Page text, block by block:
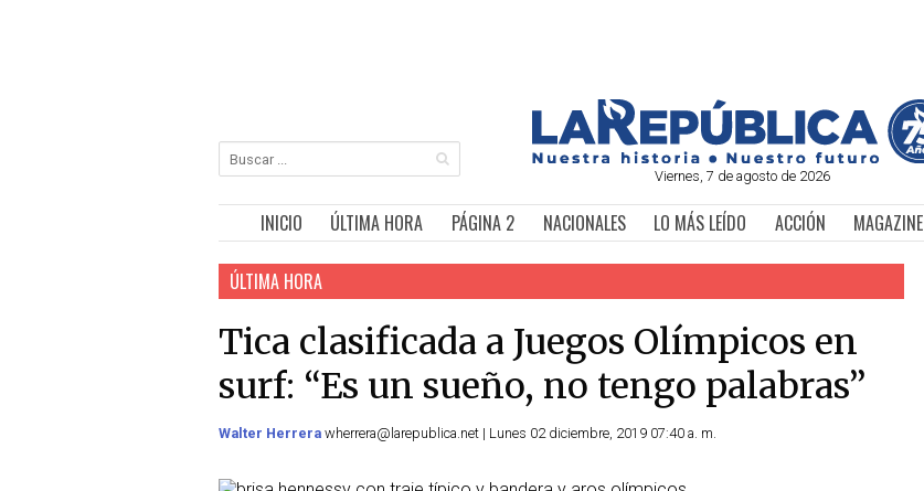
Viernes, 7 de agosto de 2026
INICIO ÚLTIMA HORA PÁGINA 2 NACIONALES LO MÁS LEÍDO ACCIÓN MAGAZINE
ÚLTIMA HORA
Tica clasificada a Juegos Olímpicos en
surf: “Es un sueño, no tengo palabras”
Walter Herrera wherrera@larepublica.net | Lunes 02 diciembre, 2019 07:40 a. m.